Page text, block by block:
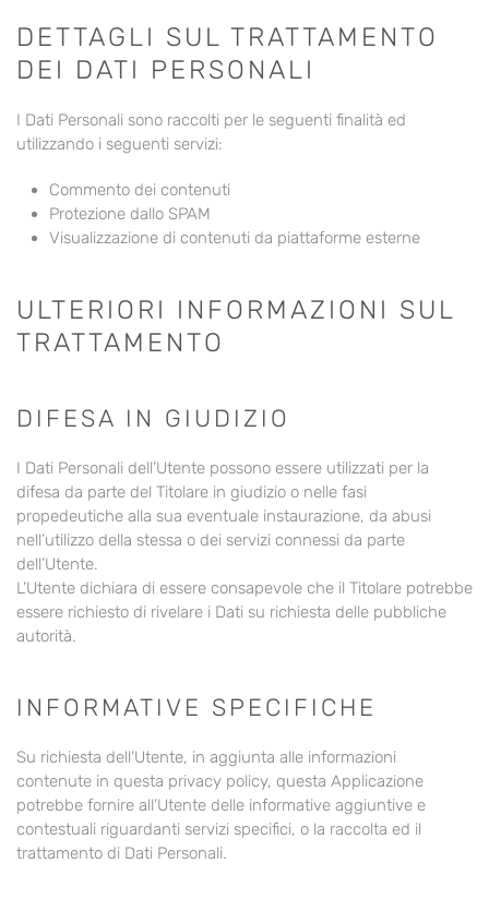
DETTAGLI SUL TRATTAMENTO
DEI DATI PERSONALI
I Dati Personali sono raccolti per le seguenti finalità ed
utilizzando i seguenti servizi:
Commento dei contenuti
Protezione dallo SPAM
Visualizzazione di contenuti da piattaforme esterne
ULTERIORI INFORMAZIONI SUL
TRATTAMENTO
DIFESA IN GIUDIZIO
I Dati Personali dell’Utente possono essere utilizzati per la
difesa da parte del Titolare in giudizio o nelle fasi
propedeutiche alla sua eventuale instaurazione, da abusi
nell’utilizzo della stessa o dei servizi connessi da parte
dell’Utente.
L’Utente dichiara di essere consapevole che il Titolare potrebbe
essere richiesto di rivelare i Dati su richiesta delle pubbliche
autorità.
INFORMATIVE SPECIFICHE
Su richiesta dell’Utente, in aggiunta alle informazioni
contenute in questa privacy policy, questa Applicazione
potrebbe fornire all’Utente delle informative aggiuntive e
contestuali riguardanti servizi specifici, o la raccolta ed il
trattamento di Dati Personali.